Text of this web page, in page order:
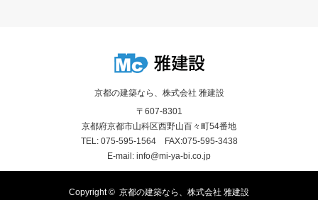
京都の建築なら、株式会社 雅建設
〒607-8301
京都府京都市山科区西野山百々町54番地
TEL: 075-595-1564 FAX:075-595-3438
E-mail: info@mi-ya-bi.co.jp
Copyright © 京都の建築なら、株式会社 雅建設